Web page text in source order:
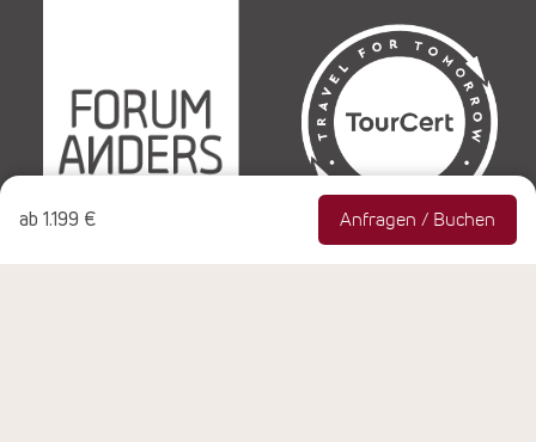
ab 1.199 € Anfragen / Buchen